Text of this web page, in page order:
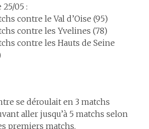
05 :
contre le Val d’Oise (95)
contre les Yvelines (78)
contre les Hauts de Seine
se déroulait en 3 matchs
aller jusqu’à 5 matchs selon
premiers matchs.